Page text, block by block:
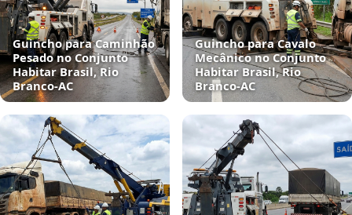
Guincho para Caminhão
Pesado no Conjunto
Habitar Brasil, Rio
Branco‑AC
Guincho para Cavalo
Mecânico no Conjunto
Habitar Brasil, Rio
Branco‑AC